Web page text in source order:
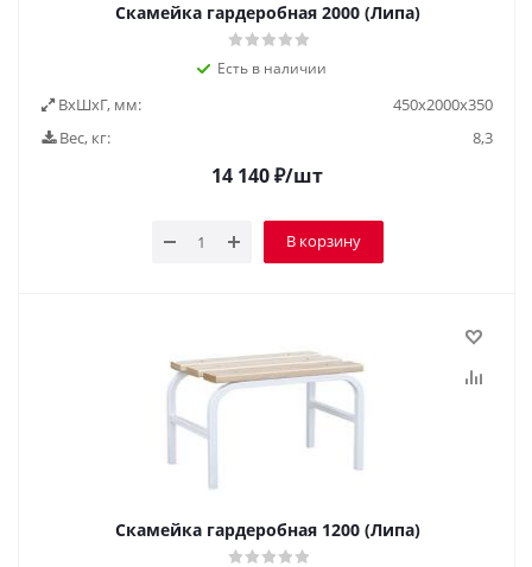
Скамейка гардеробная 2000 (Липа)
Есть в наличии
ВxШxГ, мм:
450х2000х350
Вес, кг:
8,3
14 140₽/шт
В корзину
Скамейка гардеробная 1200 (Липа)